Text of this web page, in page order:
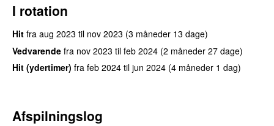
I rotation
Hit fra aug 2023 til nov 2023 (3 måneder 13 dage)
Vedvarende fra nov 2023 til feb 2024 (2 måneder 27 dage)
Hit (ydertimer) fra feb 2024 til jun 2024 (4 måneder 1 dag)
Afspilningslog